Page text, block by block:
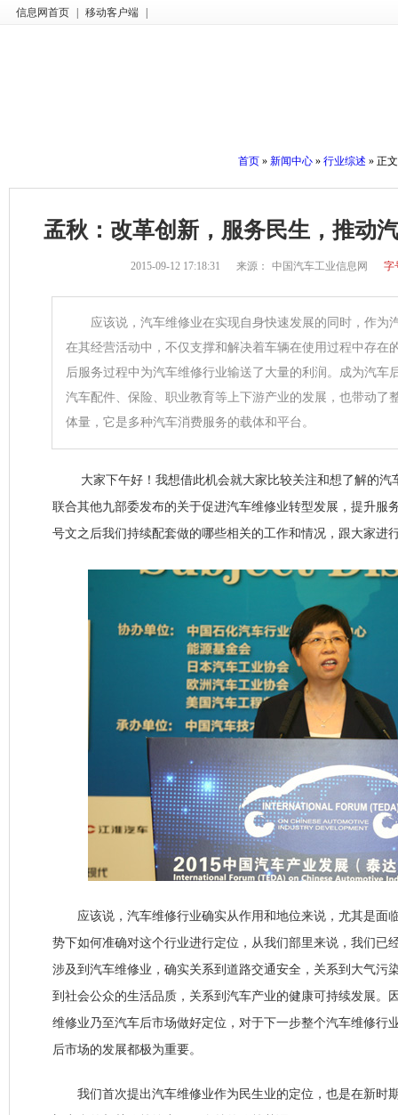
信息网首页 移动客户端
首页 » 新闻中心 » 行业综述 » 正文
孟秋：改革创新，服务民生，推动
2015-09-12 17:18:31 来源： 中国汽车工业信息网 字
应该说，汽车维修业在实现自身快速发展的同时，作为
在其经营活动中，不仅支撑和解决着车辆在使用过程中存在
后服务过程中为汽车维修行业输送了大量的利润。成为汽车
汽车配件、保险、职业教育等上下游产业的发展，也带动了
体量，它是多种汽车消费服务的载体和平台。
大家下午好！我想借此机会就大家比较关注和想了解的汽
联合其他九部委发布的关于促进汽车维修业转型发展，提升服
号文之后我们持续配套做的哪些相关的工作和情况，跟大家进
应该说，汽车维修行业确实从作用和地位来说，尤其是面
势下如何准确对这个行业进行定位，从我们部里来说，我们已
涉及到汽车维修业，确实关系到道路交通安全，关系到大气污
到社会公众的生活品质，关系到汽车产业的健康可持续发展。
维修业乃至汽车后市场做好定位，对于下一步整个汽车维修行
后市场的发展都极为重要。
我们首次提出汽车维修业作为民生业的定位，也是在新时